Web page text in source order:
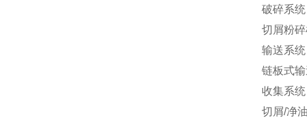
破碎系统
切屑粉
输送系统
链板式
收集系统
切屑/净